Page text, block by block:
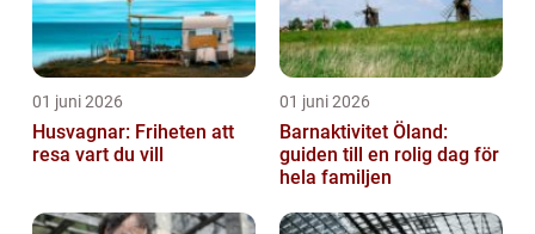
01 juni 2026
Husvagnar: Friheten att
resa vart du vill
01 juni 2026
Barnaktivitet Öland:
guiden till en rolig dag för
hela familjen